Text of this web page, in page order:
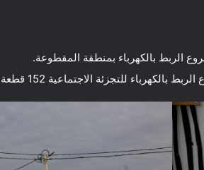
الربط بالكهرباء بمنطقة المقطوعة.
للتجزئة الاجتماعية 152 قطعة.